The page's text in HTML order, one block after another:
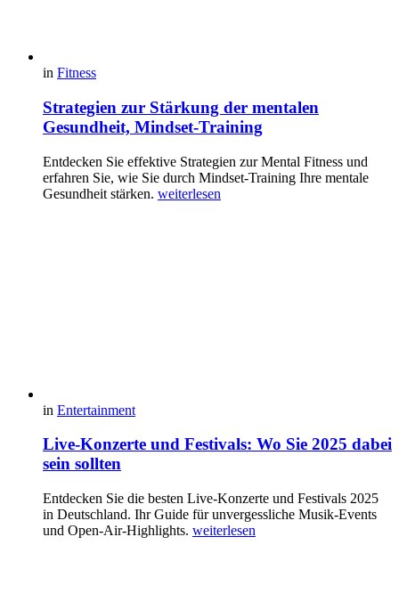
in Fitness
Strategien zur Stärkung der mentalen
Gesundheit, Mindset-Training
Entdecken Sie effektive Strategien zur Mental Fitness und
erfahren Sie, wie Sie durch Mindset-Training Ihre mentale
Gesundheit stärken. weiterlesen
in Entertainment
Live-Konzerte und Festivals: Wo Sie 2025 dabei
sein sollten
Entdecken Sie die besten Live-Konzerte und Festivals 2025
in Deutschland. Ihr Guide für unvergessliche Musik-Events
und Open-Air-Highlights. weiterlesen